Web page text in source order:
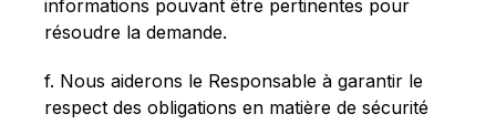
informations pouvant être pertinentes pour
résoudre la demande.
f. Nous aiderons le Responsable à garantir le
respect des obligations en matière de sécurité